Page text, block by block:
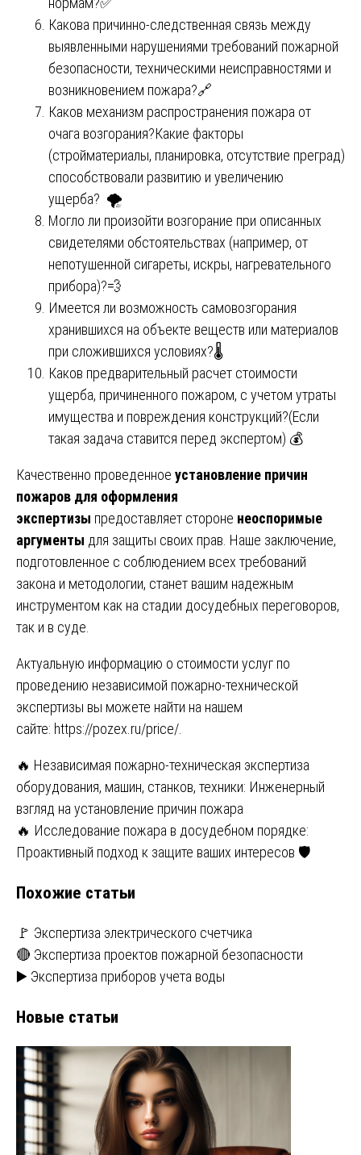
Какова причинно-следственная связь между
выявленными нарушениями требований пожарной
безопасности, техническими неисправностями и
возникновением пожара?🔗
Каков механизм распространения пожара от
очага возгорания?Какие факторы
(стройматериалы, планировка, отсутствие преград)
способствовали развитию и увеличению
ущерба? 🌪️
Могло ли произойти возгорание при описанных
свидетелями обстоятельствах (например, от
непотушенной сигареты, искры, нагревательного
прибора)?💨
Имеется ли возможность самовозгорания
хранившихся на объекте веществ или материалов
при сложившихся условиях?🌡️
Каков предварительный расчет стоимости
ущерба, причиненного пожаром, с учетом утраты
имущества и повреждения конструкций?(Если
такая задача ставится перед экспертом) 💰
Качественно проведенное установление причин
пожаров для оформления
экспертизы предоставляет стороне неоспоримые
аргументы для защиты своих прав. Наше заключение,
подготовленное с соблюдением всех требований
закона и методологии, станет вашим надежным
инструментом как на стадии досудебных переговоров,
так и в суде.
Актуальную информацию о стоимости услуг по
проведению независимой пожарно-технической
экспертизы вы можете найти на нашем
сайте: https://pozex.ru/price/
Навигация
по
записям
🔥 Независимая пожарно-техническая экспертиза
оборудования, машин, станков, техники: Инженерный
взгляд на установление причин пожара
🔥 Исследование пожара в досудебном порядке:
Проактивный подход к защите ваших интересов 🛡️
Похожие статьи
🚩 Экспертиза электрического счетчика
🔴 Экспертиза проектов пожарной безопасности
▶️ Экспертиза приборов учета воды
Новые статьи